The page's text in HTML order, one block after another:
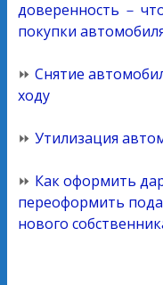
доверенность －
покупки
⏩ Снятие
ходу
⏩ Утилизация
⏩ Как оформить
переоформить
нового